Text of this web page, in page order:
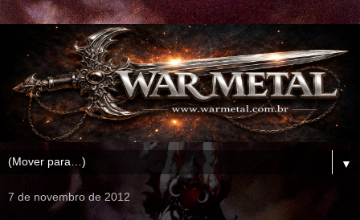
▼
7 de novembro de 2012